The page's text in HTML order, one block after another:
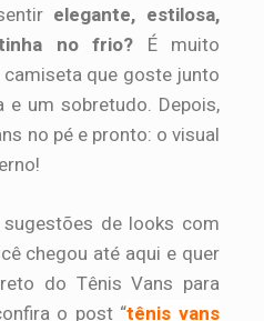
elegante, estilosa,
no frio? É muito
que goste junto
e um sobretudo. Depois,
no pé e pronto: o visual
de looks com
chegou até aqui e quer
do Tênis Vans para
o post “tênis vans